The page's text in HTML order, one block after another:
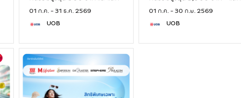
รับเครดิตเงินคืน 10%
01 ก.ค. - 31 ธ.ค. 2569
UOB
รับส่วนลดเพิ่ม 12%
01 ก.ค. - 30 ก.ย. 2569
UOB